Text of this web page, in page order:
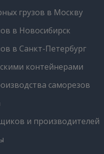
грузов в Москву
в Новосибирск
в Санкт-Петербург
контейнерами
саморезов
и производителей